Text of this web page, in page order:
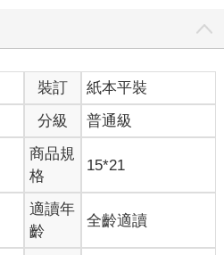
裝訂
紙本平裝
分級 普通級
商品規
格
15*21
適讀年
齡
全齡適讀